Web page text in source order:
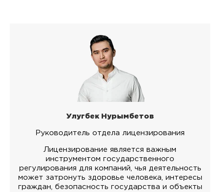
Улугбек Нурымбетов
Руководитель отдела лицензирования
Лицензирование является важным
инструментом государственного
регулирования для компаний, чья деятельность
может затронуть здоровье человека, интересы
граждан, безопасность государства и объекты